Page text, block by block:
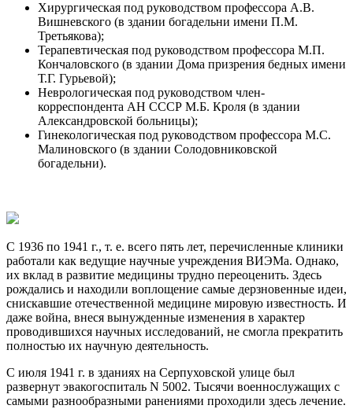
Хирургическая под руководством профессора А.В.
Вишневского (в здании богадельни имени П.М.
Третьякова);
Терапевтическая под руководством профессора М.П.
Кончаловского (в здании Дома призрения бедных имени
Т.Г. Гурьевой);
Неврологическая под руководством член-
корреспондента АН СССР М.Б. Кроля (в здании
Александровской больницы);
Гинекологическая под руководством профессора М.С.
Малиновского (в здании Солодовниковской
богадельни).
С 1936 по 1941 г., т. е. всего пять лет, перечисленные клиники
работали как ведущие научные учреждения ВИЭМа. Однако,
их вклад в развитие медицины трудно переоценить. Здесь
рождались и находили воплощение самые дерзновенные идеи,
снискавшие отечественной медицине мировую известность. И
даже война, внеся вынужденные изменения в характер
проводившихся научных исследований, не смогла прекратить
полностью их научную деятельность.
С июля 1941 г. в зданиях на Серпуховской улице был
развернут эвакогоспиталь N 5002. Тысячи военнослужащих с
самыми разнообразными ранениями проходили здесь лечение.